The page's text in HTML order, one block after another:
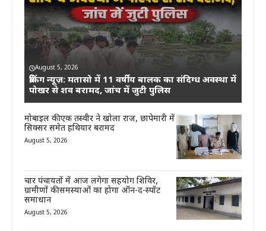
August 5, 2026
ब्रेकिंग न्यूज़: मतासो में 11 वर्षीय बालक का संदिग्ध अवस्था में
पोखर से शव बरामद, जांच में जुटी पुलिस
मोबाइल की एक तस्वीर ने खोला राज, छापेमारी में
सिक्सर समेत हथियार बरामद
August 5, 2026
चार पंचायतों में आज लगेगा सहयोग शिविर,
ग्रामीणों की समस्याओं का होगा ऑन-द-स्पॉट
समाधान
August 5, 2026